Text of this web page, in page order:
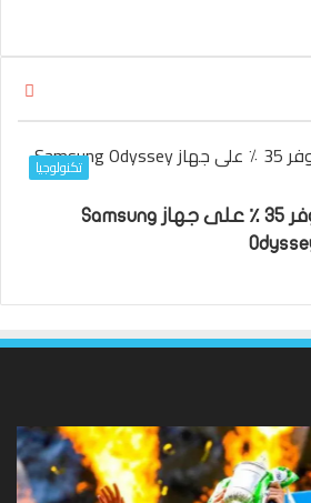
تكنولوجيا
أفضل صفقة ألعاب: وفر 35 ٪ على جهاز Samsung